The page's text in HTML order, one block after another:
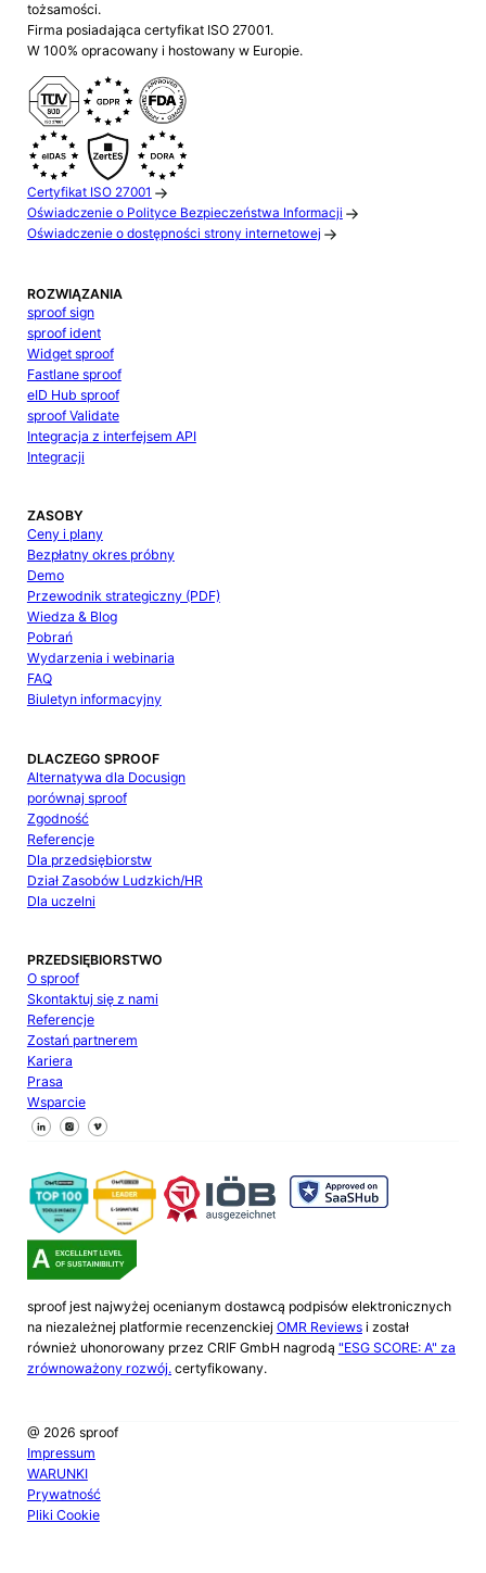
tożsamości.
Firma posiadająca certyfikat ISO 27001.
W 100% opracowany i hostowany w Europie.
Certyfikat ISO 27001
Oświadczenie o Polityce Bezpieczeństwa Informacji
Oświadczenie o dostępności strony internetowej
ROZWIĄZANIA
sproof sign
sproof ident
Widget sproof
Fastlane sproof
eID Hub sproof
sproof Validate
Integracja z interfejsem API
Integracji
ZASOBY
Ceny i plany
Bezpłatny okres próbny
Demo
Przewodnik strategiczny (PDF)
Wiedza & Blog
Pobrań
Wydarzenia i webinaria
FAQ
Biuletyn informacyjny
DLACZEGO SPROOF
Alternatywa dla Docusign
porównaj sproof
Zgodność
Referencje
Dla przedsiębiorstw
Dział Zasobów Ludzkich/HR
Dla uczelni
PRZEDSIĘBIORSTWO
O sproof
Skontaktuj się z nami
Referencje
Zostań partnerem
Kariera
Prasa
Wsparcie
Śledź nas na Facebooku
Śledź nas na X
Śledź nas na LinkedIn
sproof jest najwyżej ocenianym dostawcą podpisów elektronicznych
na niezależnej platformie recenzenckiej OMR Reviewsi został
również uhonorowany przez CRIF GmbH nagrodą "ESG SCORE: A" za
zrównoważony rozwój.certyfikowany.
@ 2026 sproof
Impressum
WARUNKI
Prywatność
Pliki Cookie